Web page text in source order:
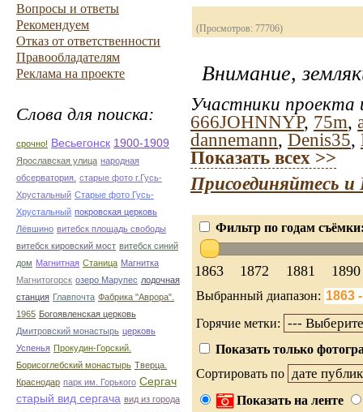
Вопросы и ответы
Рекомендуем
Отказ от ответственности
Правообладателям
Реклама на проекте
Слова для поиска:
срочно! Весьегонск 1900-1909
Ярославская улица народная
обсерватория. старые фото г.Гусь-
Хрустальный Старые фото Гусь-
Хрустальный покровская церковь
Лёвшино витебск площадь свободы
витебск кировский мост витебск синий
дом Магнитная Станица Магнитка
Магнитогорск озеро Марупес лодочная
станция Главпочта Фабрика "Аврора".
1965 Богоявленская церковь
Дмитровский монастырь церковь
Успенья Прокудин-Горский.
Борисоглебский монастырь Тверца.
Краснодар парк им. Горького Сергач
старый вид сергача вид из города
(Просмотров: 77706)
Внимание,
Участники проекта
666JOHNNYP, 75m,
dannemann, Denis35,
Показать всех >>
Присоединяйтесь
Фильтр по годам
1863 1872 1881 1890
Выбранный диапазон:
Горячие метки:
Показать только
Сортировать по
Показать на ленте